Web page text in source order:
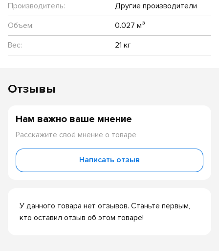
Производитель:
Другие производители
Объем:
0.027 м³
Вес:
21 кг
Отзывы
У данного товара нет отзывов. Станьте первым,
кто оставил отзыв об этом товаре!
Нам важно ваше мнение
Расскажите своё мнение о товаре
Написать отзыв